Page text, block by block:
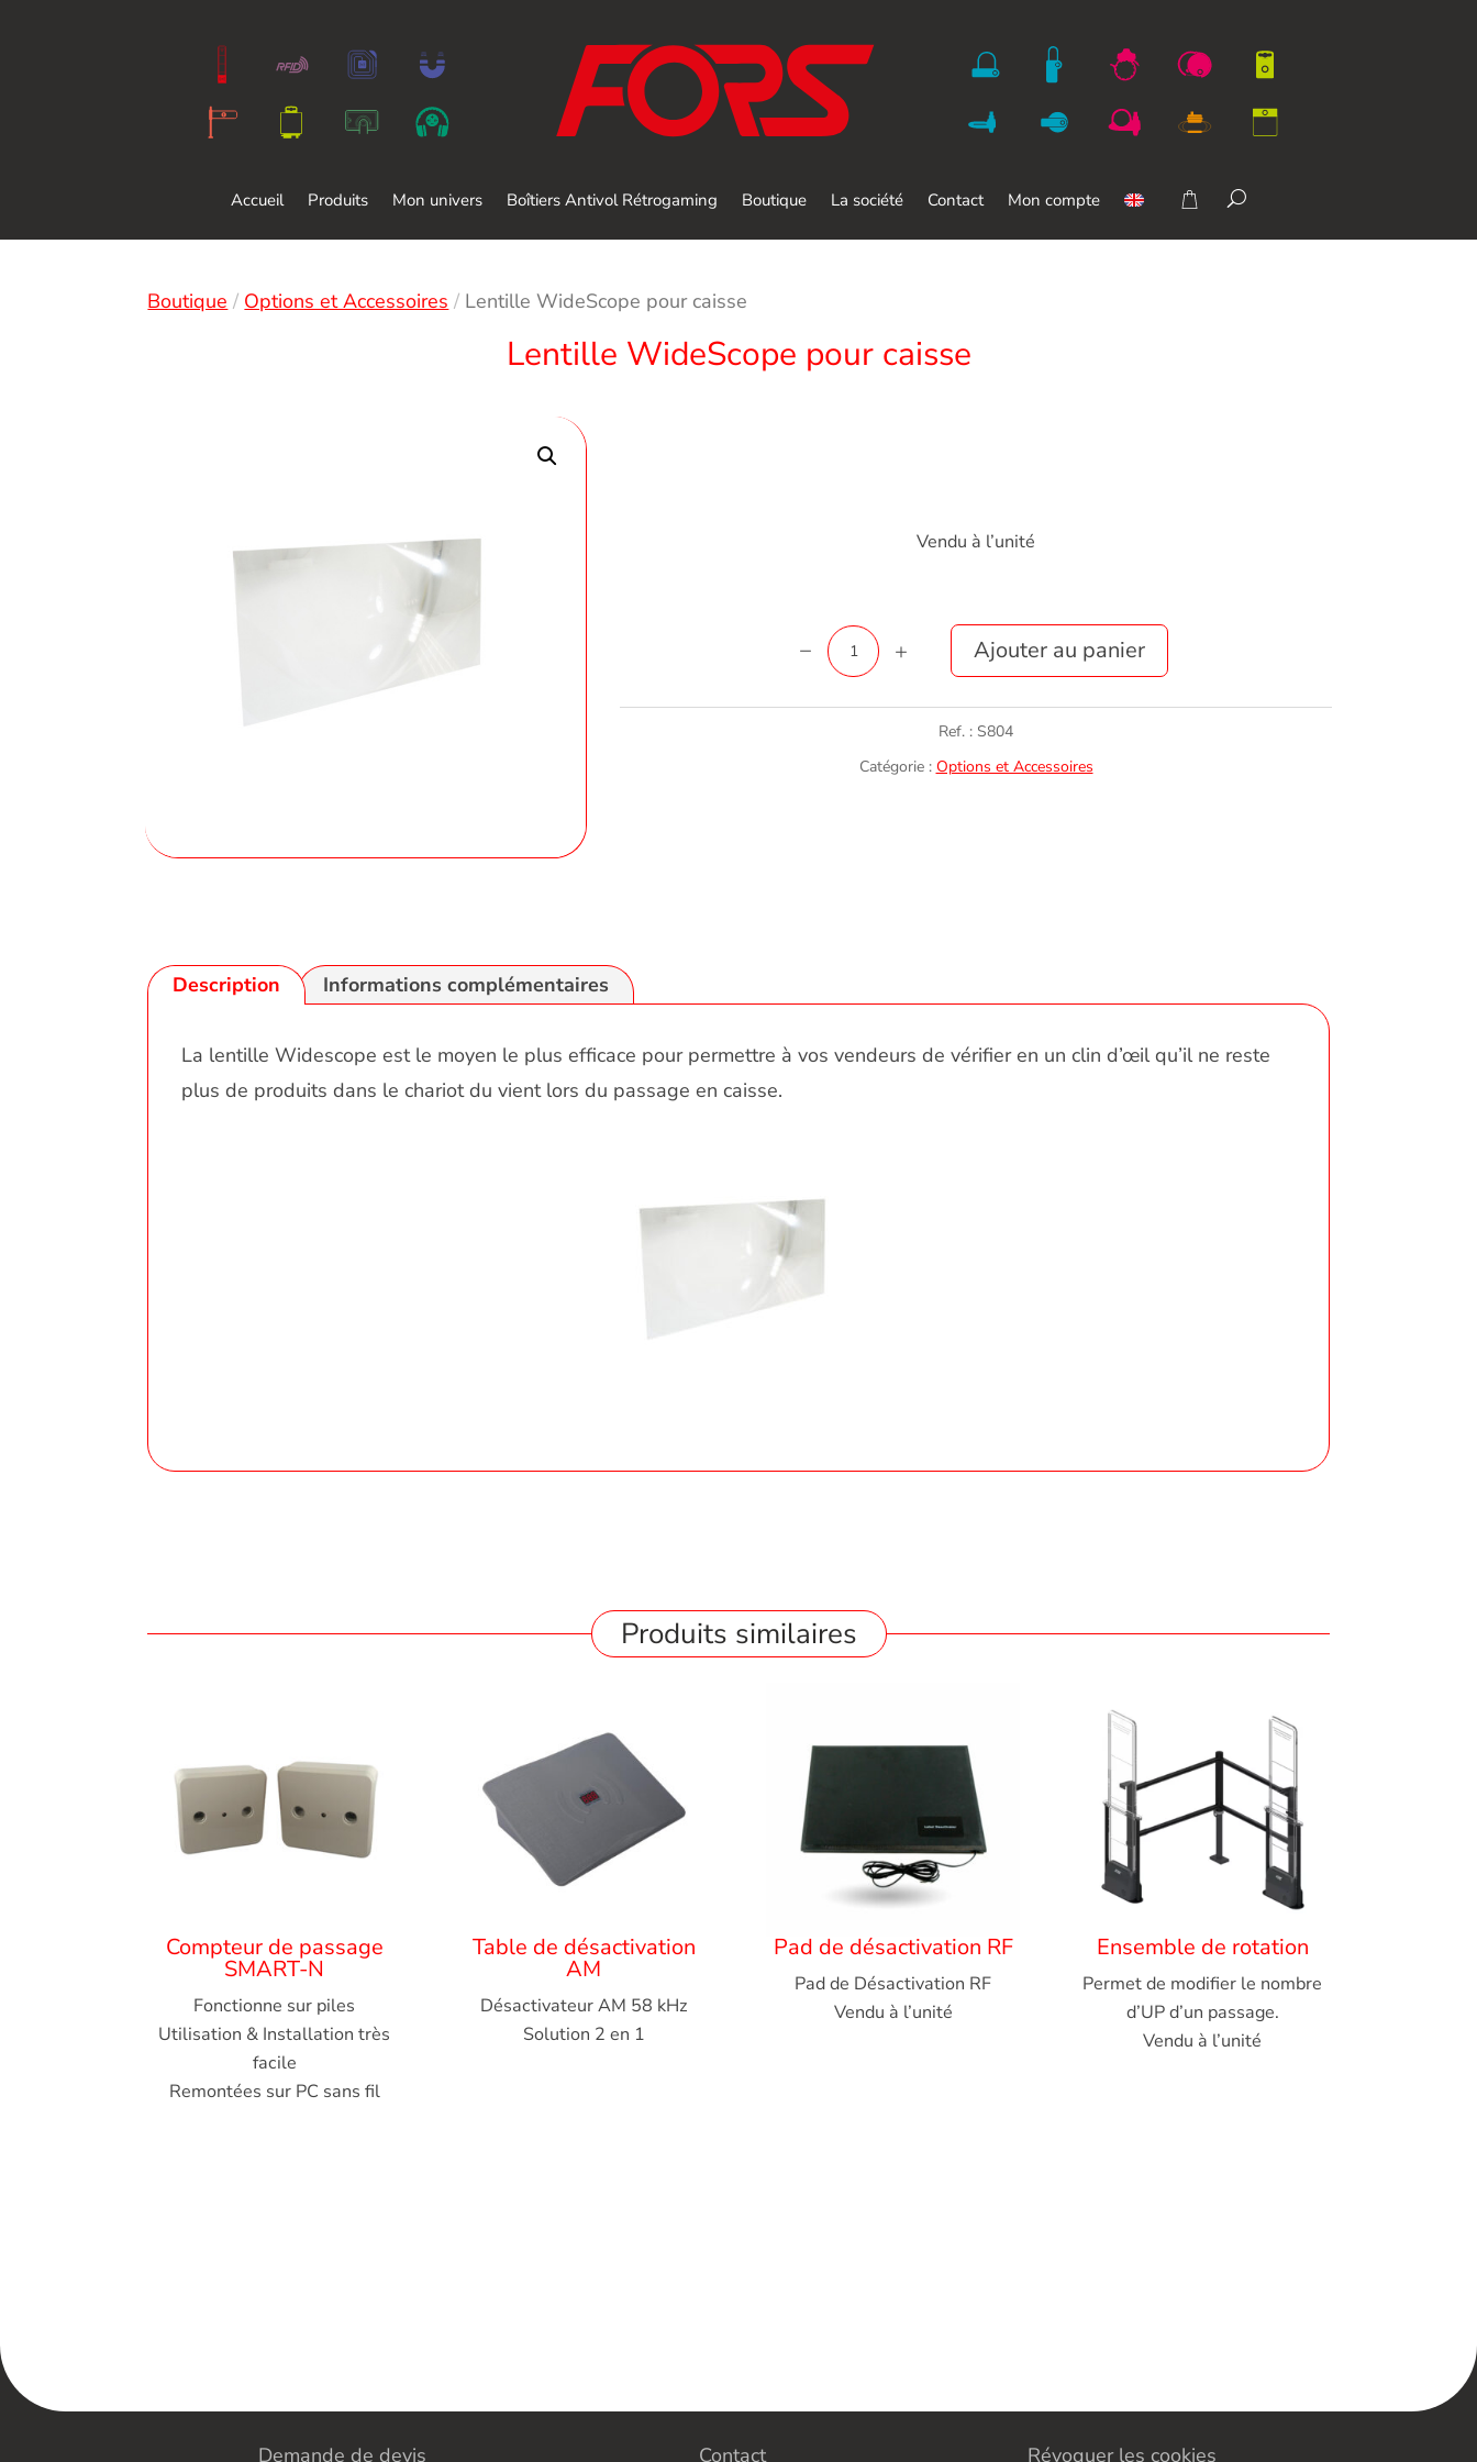
Accueil Produits Mon univers Boîtiers Antivol Rétrogaming Boutique La société Contact Mon compte
Boutique / Options et Accessoires / Lentille WideScope pour caisse
Lentille WideScope pour caisse
Vendu à l’unité
quantité
Lentille
pour
Ajouter au panier
Ref. : S804
Catégorie : Options et Accessoires
Description Informations complémentaires
La lentille Widescope est le moyen le plus efficace pour permettre à vos vendeurs de vérifier en un clin d’œil qu’il ne reste
plus de produits dans le chariot du vient lors du passage en caisse.
Produits similaires
Compteur de passage
SMART-N
Fonctionne sur piles
Utilisation & Installation très
facile
Remontées sur PC sans fil
Table de désactivation
AM
DésactivateurAM 58 kHz
Solution 2 en 1
Pad de désactivation RF
Pad de Désactivation RF
Vendu à l’unité
Ensemble de rotation
Permet de modifier le nombre
d’UP d’un passage.
Vendu à l’unité
Demande de devis Contact Révoquer les cookies